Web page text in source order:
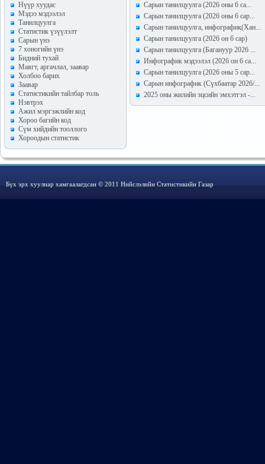
Hүүр хуудас
Мэдээ мэдээлэл
Танилцуулга
Статистик үзүүлэлт
Сарын үнэ
7 хоногийн үнэ
Бидний тухай
Маягт, аргачлал, заавар
Холбоо барих
Заавар
Статистикийн тайлбар толь
Нэвтрэх
Ажил мэргэжлийн код
Хороо багийн код
Сүм хийдийн тооллого
Хороодын статистик
Сарын танилцуулга (2026 оны 6 са...
Сарын танилцуулга (2026 оны 6 сар...
Сарын танилцуулга, инфографик(Хан...
Сарын танилцуулга (2026 он 6 сар)
Сарын танилцуулга (Багануур 2026 ...
Инфографик мэдээлэл (2026 он 6 са...
Сарын танилцуулга (2026 оны 5 сар...
Сарын инфографик (Сүхбаатар 2026/...
2025 оны жилийн эцсийн эмхэтгэл -...
Бүх эрх хуулиар хамгаалагдсан © 2011 Нийслэлийн Статистикийн Газар